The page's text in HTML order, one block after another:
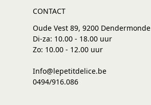
CONTACT
Oude Vest 89, 9200 Dendermonde
Di-za: 10.00 - 18.00 uur
Zo: 10.00 - 12.00 uur
Info@lepetitdelice.be
0494/916.086